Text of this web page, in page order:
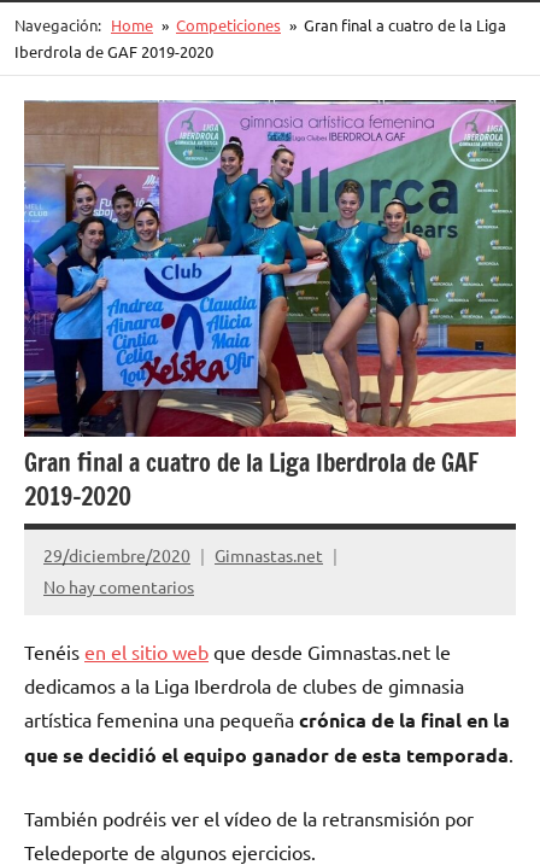
Navegación: Home Competiciones
Gran final a cuatro de la Liga
Iberdrola de GAF 2019-2020
Gran final a cuatro de la Liga Iberdrola de GAF
2019-2020
29/diciembre/2020
Gimnastas.net
No hay comentarios
Tenéis en el sitio web que desde Gimnastas.net le
dedicamos a la Liga Iberdrola de clubes de gimnasia
artística femenina una pequeña crónica de la final en la
que se decidió el equipo ganador de esta temporada
También podréis ver el vídeo de la retransmisión por
Teledeporte de algunos ejercicios.